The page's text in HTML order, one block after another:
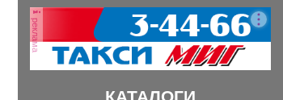
никакого результата. ...
реклама
КАТАЛОГИ